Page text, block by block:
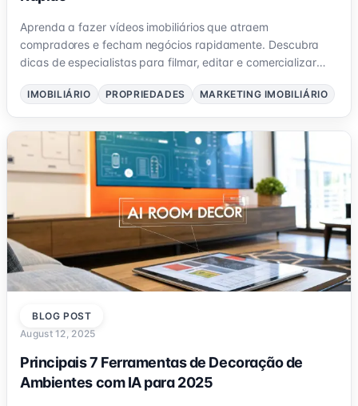
Aprenda a fazer vídeos imobiliários que atraem
compradores e fecham negócios rapidamente. Descubra
dicas de especialistas para filmar, editar e comercializar
IMOBILIÁRIO PROPRIEDADES MARKETING IMOBILIÁRIO
BLOG POST
August 12, 2025
Principais 7 Ferramentas de Decoração de
Ambientes com IA para 2025